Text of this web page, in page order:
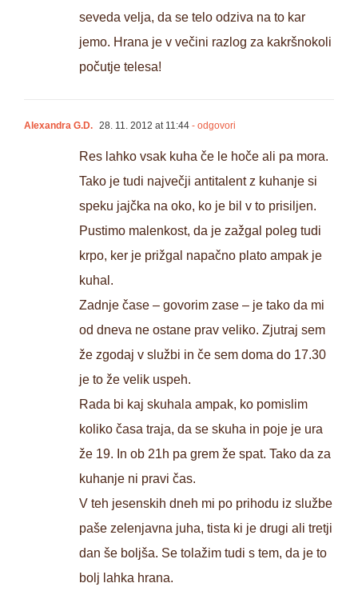
seveda velja, da se telo odziva na to kar
jemo. Hrana je v večini razlog za kakršnokoli
počutje telesa!
Alexandra G.D. 28. 11. 2012 at 11:44 - odgovori
Res lahko vsak kuha če le hoče ali pa mora.
Tako je tudi največji antitalent z kuhanje si
speku jajčka na oko, ko je bil v to prisiljen.
Pustimo malenkost, da je zažgal poleg tudi
krpo, ker je prižgal napačno plato ampak je
kuhal.
Zadnje čase – govorim zase – je tako da mi
od dneva ne ostane prav veliko. Zjutraj sem
že zgodaj v službi in če sem doma do 17.30
je to že velik uspeh.
Rada bi kaj skuhala ampak, ko pomislim
koliko časa traja, da se skuha in poje je ura
že 19. In ob 21h pa grem že spat. Tako da za
kuhanje ni pravi čas.
V teh jesenskih dneh mi po prihodu iz službe
paše zelenjavna juha, tista ki je drugi ali tretji
dan še boljša. Se tolažim tudi s tem, da je to
bolj lahka hrana.